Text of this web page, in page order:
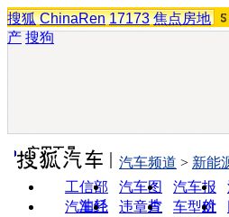
搜狐 ChinaRen 17173 焦点房地
产 搜狗
实用工具
工信部
油耗
汽车图
片
汽车报
价
汽车经
违章查
车型对
汽车频道 > 新能